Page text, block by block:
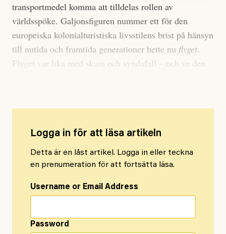
transportmedel komma att tilldelas rollen av
världsspöke. Galjonsfiguren nummer ett för den
europeiska kolonialturistiska livsstilens brist på hänsyn
till nutida och framtida generationer hette nu flyget.
Flyget var lika med skam och syndafall – och ve den
Logga in för att läsa artikeln
Detta är en låst artikel. Logga in eller teckna
en prenumeration för att fortsätta läsa.
Username or Email Address
Password